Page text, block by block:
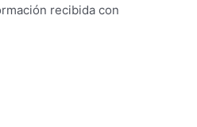
recibida con